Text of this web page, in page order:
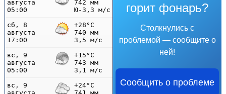
горит фонарь?
Столкнулись с
проблемой — сообщите о
ней!
Сообщить о проблеме